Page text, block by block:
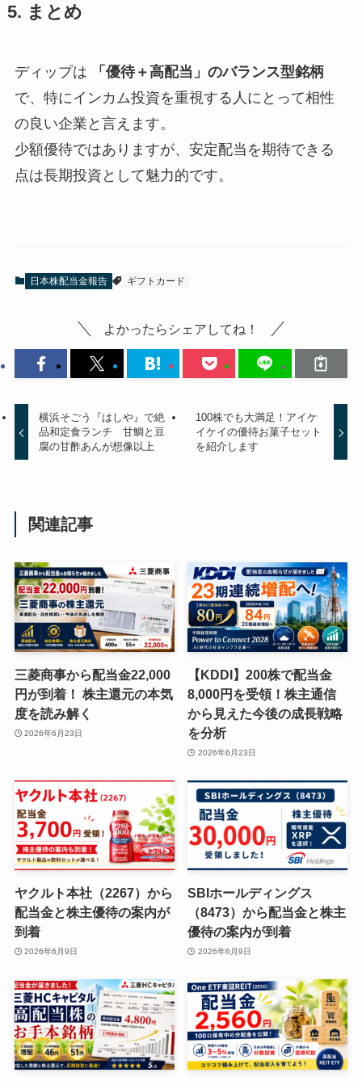
5. まとめ
ディップは
「優待＋高配当」のバランス型銘柄
で、特にインカム投資を重視する人にとって相性
の良い企業と言えます。
少額優待ではありますが、安定配当を期待できる
点は長期投資として魅力的です。
日本株配当金報告 ギフトカード
よかったらシェアしてね！
横浜そごう『はしや』で絶
品和定食ランチ 甘鯛と豆
腐の甘酢あんが想像以上
100株でも大満足！アイケ
イケイの優待お菓子セット
を紹介します
関連記事
三菱商事から配当金22,000
円が到着！ 株主還元の本気
度を読み解く
2026年6月23日
【KDDI】200株で配当金
8,000円を受領！株主通信
から見えた今後の成長戦略
を分析
2026年6月23日
ヤクルト本社（2267）から
配当金と株主優待の案内が
到着
2026年6月9日
SBIホールディングス
（8473）から配当金と株主
優待の案内が到着
2026年6月9日